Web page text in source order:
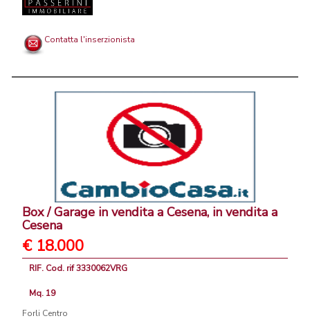
Contatta l'inserzionista
Box / Garage in vendita a Cesena, in vendita a
Cesena
€ 18.000
RIF. Cod. rif 3330062VRG
Mq. 19
Forli Centro